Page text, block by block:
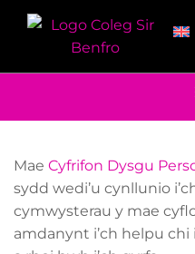
Mae Cyfrifon Dysgu
sydd wedi’u cynllunio
cymwysterau y mae
amdanynt i’ch helpu